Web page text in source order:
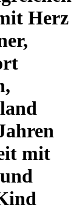
Herz
mit